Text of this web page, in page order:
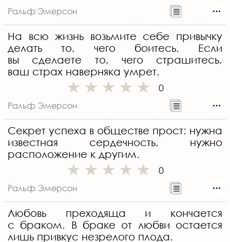
Ральф Эмерсон
На всю жизнь возьмите себе привычку
делать то, чего боитесь. Если
вы сделаете то, чего страшитесь,
ваш страх наверняка умрет.
0
Ральф Эмерсон
Секрет успеха в обществе прост: нужна
известная сердечность, нужно
расположение к другим.
0
Ральф Эмерсон
Любовь преходяща и кончается
с браком. В браке от любви остается
лишь привкус незрелого плода.